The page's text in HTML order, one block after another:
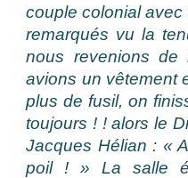
couple colonial
remarqués vu la
nous revenions
avions un vêtement
plus de fusil, on
toujours ! ! alors le
Jacques Hélian : «
poil ! » La salle